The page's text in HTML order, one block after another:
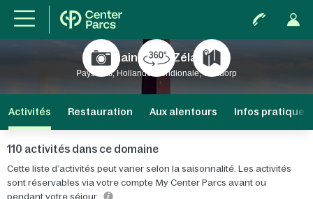
Domaine Port Zélande
Pays-Bas, Hollande Méridionale, Ouddorp
Activités Restauration Aux alentours Infos pratiques
110 activités dans ce domaine
Cette liste d’activités peut varier selon la saisonnalité. Les activités
sont réservables via votre compte My Center Parcs avant ou
pendant votre séjour.